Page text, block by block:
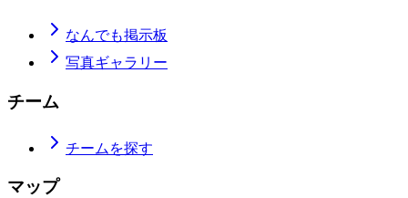
なんでも掲示板
写真ギャラリー
チーム
チームを探す
マップ